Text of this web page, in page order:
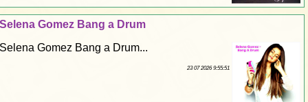
Selena Gomez Bang a Drum
Selena Gomez Bang a Drum...
23 07 2026 9:55:51